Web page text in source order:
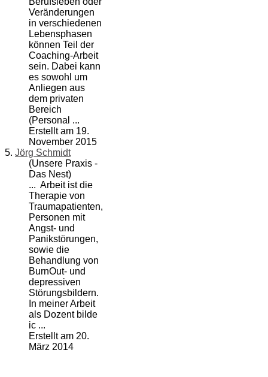
Veränderungen
in verschiedenen
Lebensphasen
können Teil der
Coaching-Arbeit
sein. Dabei kann
es sowohl um
Anliegen aus
dem privaten
Bereich
(Personal ...
Erstellt am 19.
November 2015
5. Jörg Schmidt
(Unsere Praxis -
Das Nest)
... Arbeit ist die
Therapie von
Traumapatienten,
Personen mit
Angst- und
Panikstörungen,
sowie die
Behandlung von
BurnOut- und
depressiven
Störungsbildern.
In meiner Arbeit
als Dozent bilde
ic ...
Erstellt am 20.
März 2014